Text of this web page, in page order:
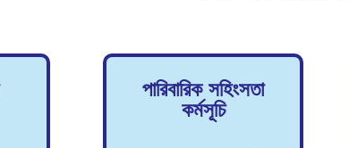
পারিবারিক সহিংসতা
কর্মসূচি